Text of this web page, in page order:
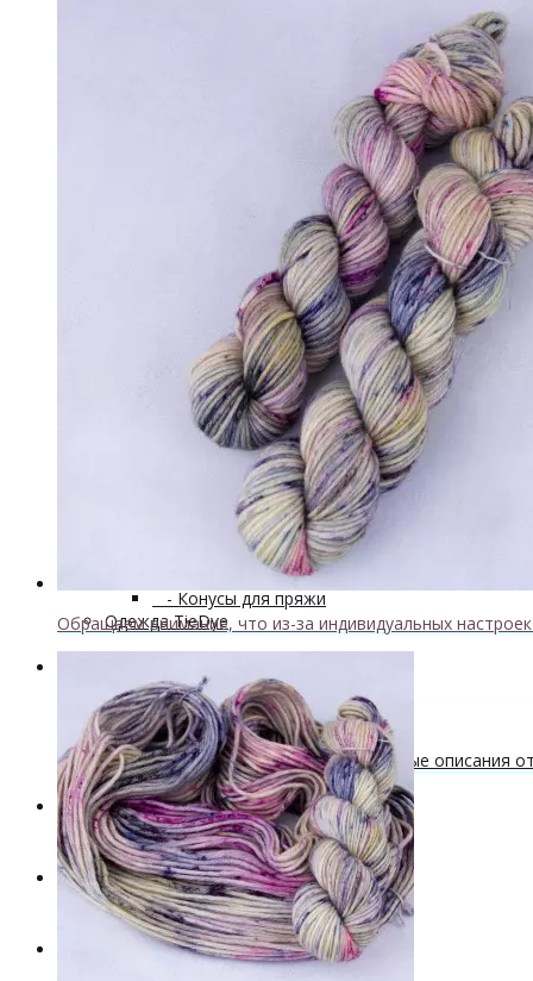
↘ KidLace, 70% Kid Mohair 30%
↘ KidSilk, Super Kid Mohair Silk
↘ Bliss 350м/100г (экстрафайн)
↘ Mavka, 220м/100г
- Пряжа смешанных составов+
↘ Charisma, 10% кашемир 90%
↘ Kable Aquarelle, Merino Tencel
↘ Like, 75% меринос эстрафайн,
↘ Nice, 50% Шерсть 50% Акрил, 70м/
↘ Sock Tender, 80% меринос
↘ Sock, 75% Меринос 25% Нейлон,
+
↘ Cleo 50% шелк 50% меринос 600м/
↘ Бурет, 100% буретный шелк, 190м/
- Шерсть 100%
- Шерсть ягненка
Бобинная пряжа+
- Альпака
- Кашемир
- Мериносовая шерсть
- Пряжа с кид мохером
Мастер-классы и описания вязаных изделий
Инструменты и аксессуары+
- Конусы для пряжи
Одежда TieDye
Бесплатные описания моделей
Вязальные лайфхаки
Галерея вязаных изделий и бесплатные описания
Скидки
Новинки
Обращаем внимание, что из-за индивидуальных